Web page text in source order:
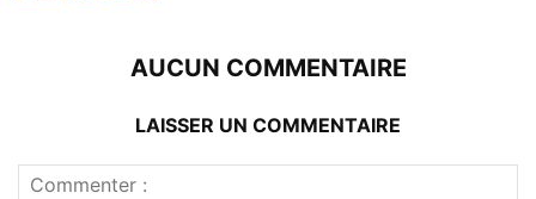
AUCUN COMMENTAIRE
LAISSER UN COMMENTAIRE